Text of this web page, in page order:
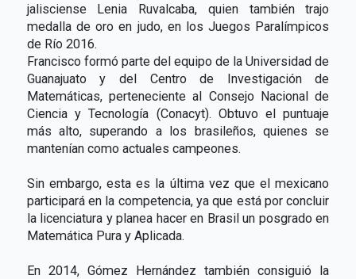
jalisciense Lenia Ruvalcaba, quien también trajo
medalla de oro en judo, en los Juegos Paralímpicos
de Río 2016.
Francisco formó parte del equipo de la Universidad de
Guanajuato y del Centro de Investigación de
Matemáticas, perteneciente al Consejo Nacional de
Ciencia y Tecnología (Conacyt). Obtuvo el puntuaje
más alto, superando a los brasileños, quienes se
mantenían como actuales campeones.
Sin embargo, esta es la última vez que el mexicano
participará en la competencia, ya que está por concluir
la licenciatura y planea hacer en Brasil un posgrado en
Matemática Pura y Aplicada.
En 2014, Gómez Hernández también consiguió la